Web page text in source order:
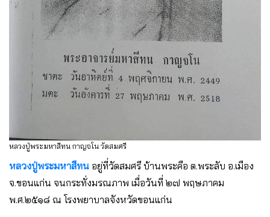
หลวงปู่พระมหาสีทน กาญจโน วัดสมศรี
หลวงปู่พระมหาสีทน อยู่ที่วัดสมศรี บ้านพระคือ ต.พระลับ อ.เมือง
จ.ขอนแก่น จนกระทั่งมรณภาพ เมื่อวันที่ ๒๗ พฤษภาคม
พ.ศ.๒๕๑๘ ณ โรงพยาบาลจังหวัดขอนแก่น